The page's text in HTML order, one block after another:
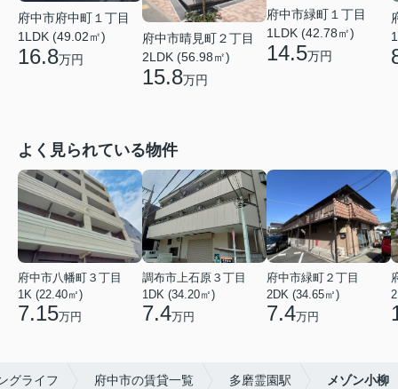
府中市府中町１丁目
1LDK (49.02㎡)
16.8万円
府中市晴見町２丁目
2LDK (56.98㎡)
15.8万円
府中市緑町１丁目
1LDK (42.78㎡)
14.5万円
よく見られている物件
府中市八幡町３丁目
1K (22.40㎡)
7.15万円
調布市上石原３丁目
1DK (34.20㎡)
7.4万円
府中市緑町２丁目
2DK (34.65㎡)
7.4万円
グライフ 府中市の賃貸一覧 多磨霊園駅 メゾン小柳